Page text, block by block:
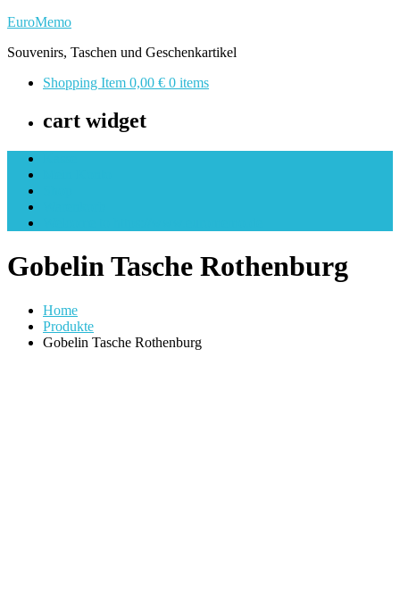
Skip
content
EuroMemo
Souvenirs, Taschen und Geschenkartikel
Shopping Item 0,00 € 0 items
cart widget
Gobelin Tasche Rothenburg
Home
Produkte
Gobelin Tasche Rothenburg